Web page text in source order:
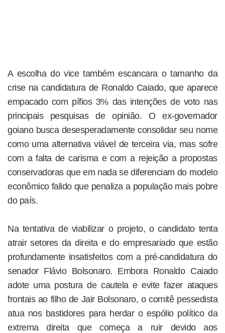
A escolha do vice também escancara o tamanho da
crise na candidatura de Ronaldo Caiado, que aparece
empacado com pífios 3% das intenções de voto nas
principais pesquisas de opinião. O ex-governador
goiano busca desesperadamente consolidar seu nome
como uma alternativa viável de terceira via, mas sofre
com a falta de carisma e com a rejeição a propostas
conservadoras que em nada se diferenciam do modelo
econômico falido que penaliza a população mais pobre
do país.
Na tentativa de viabilizar o projeto, o candidato tenta
atrair setores da direita e do empresariado que estão
profundamente insatisfeitos com a pré-candidatura do
senador Flávio Bolsonaro. Embora Ronaldo Caiado
adote uma postura de cautela e evite fazer ataques
frontais ao filho de Jair Bolsonaro, o comitê pessedista
atua nos bastidores para herdar o espólio político da
extrema direita que começa a ruir devido aos